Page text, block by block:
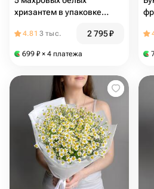
хризантем в упаковке
4.81 3 тыс. 2 795₽
699 ₽ × 4 платежа